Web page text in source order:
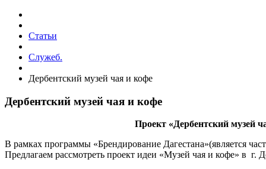
Статьи
Служеб.
Дербентский музей чая и кофе
Дербентский музей чая и кофе
Проект «Дербентский музей
В рамках программы «Брендирование Дагестана»(является
Предлагаем рассмотреть проект идеи «Музей чая и кофе» в г.